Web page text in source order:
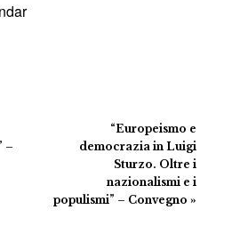
–
“Europeismo e
democrazia in Luigi
Sturzo. Oltre i
nazionalismi e i
populismi” – Convegno »